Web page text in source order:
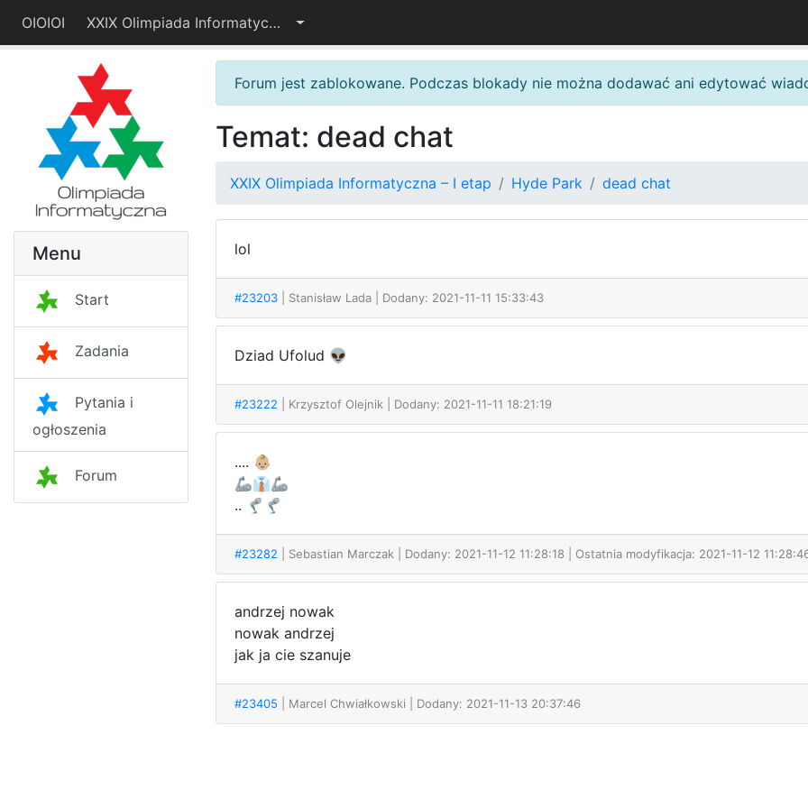
OIOIOI XXIX Olimpiada Informatyczna – I etap
Menu
Start
Zadania
Pytania i
ogłoszenia
Forum
Forum jest zablokowane. Podczas blokady nie można dodawać ani edytować
Temat: dead chat
XXIX Olimpiada Informatyczna – I etap Hyde Park dead chat
lol
#23203 | Stanisław Lada | Dodany: 2021-11-11 15:33:43
Dziad Ufolud 👽
#23222 | Krzysztof Olejnik | Dodany: 2021-11-11 18:21:19
.... 👶🏼
🦾👔🦾
.. 🦿🦿
#23282 | Sebastian Marczak | Dodany: 2021-11-12 11:28:18 | Ostatnia modyfikacja: 2021-11-12
andrzej nowak
nowak andrzej
jak ja cie szanuje
#23405 | Marcel Chwiałkowski | Dodany: 2021-11-13 20:37:46